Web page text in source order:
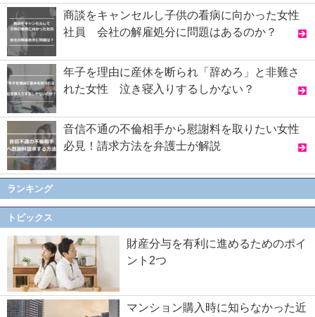
商談をキャンセルし子供の看病に向かった女性
社員 会社の解雇処分に問題はあるのか？
年子を理由に産休を断られ「辞めろ」と非難さ
れた女性 泣き寝入りするしかない？
音信不通の不倫相手から慰謝料を取りたい女性
必見！請求方法を弁護士が解説
ランキング
トピックス
財産分与を有利に進めるためのポイ
ント2つ
マンション購入時に知らなかった近